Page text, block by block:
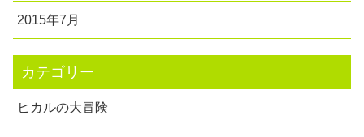
2015年7月
カテゴリー
ヒカルの大冒険